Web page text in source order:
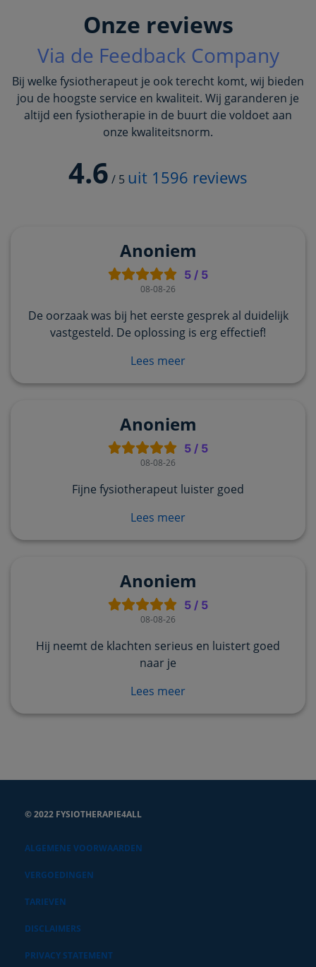
Onze reviews
Via de Feedback Company
Bij welke fysiotherapeut je ook terecht komt, wij bieden
jou de hoogste service en kwaliteit. Wij garanderen je
altijd een fysiotherapie in de buurt die voldoet aan
onze kwaliteitsnorm.
4.6 / 5 uit 1596 reviews
Anoniem
5 / 5
08-08-26
De oorzaak was bij het eerste gesprek al duidelijk
vastgesteld. De oplossing is erg effectief!
Lees meer
Anoniem
5 / 5
08-08-26
Fijne fysiotherapeut luister goed
Lees meer
Anoniem
5 / 5
08-08-26
Hij neemt de klachten serieus en luistert goed
naar je
Lees meer
© 2022 FYSIOTHERAPIE4ALL
ALGEMENE VOORWAARDEN
VERGOEDINGEN
TARIEVEN
DISCLAIMERS
PRIVACY STATEMENT